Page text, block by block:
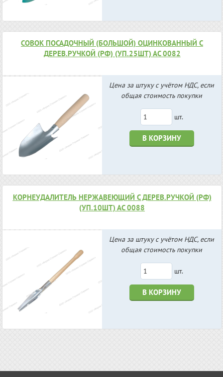
СОВОК ПОСАДОЧНЫЙ (БОЛЬШОЙ) ОЦИНКОВАННЫЙ С
ДЕРЕВ.РУЧКОЙ (РФ) (УП.25ШТ) АС 0082
Цена за штуку с учётом НДС, если
общая стоимость покупки
шт.
В КОРЗИНУ
КОРНЕУДАЛИТЕЛЬ НЕРЖАВЕЮЩИЙ С ДЕРЕВ.РУЧКОЙ (РФ)
(УП.10ШТ) АС 0088
Цена за штуку с учётом НДС, если
общая стоимость покупки
шт.
В КОРЗИНУ